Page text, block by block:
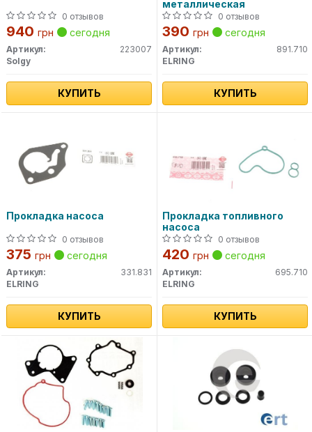
0 отзывов
940 грн сегодня
Артикул:
223007
Solgy
КУПИТЬ
металлическая
0 отзывов
390 грн сегодня
Артикул:
891.710
ELRING
КУПИТЬ
Прокладка насоса
0 отзывов
375 грн сегодня
Артикул:
331.831
ELRING
КУПИТЬ
Прокладка топливного
насоса
0 отзывов
420 грн сегодня
Артикул:
695.710
ELRING
КУПИТЬ